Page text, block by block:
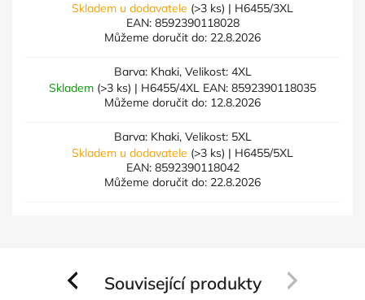
Skladem u dodavatele (>3 ks) | H6455/3XL
EAN: 8592390118028
Můžeme doručit do: 22.8.2026
Barva: Khaki, Velikost: 4XL
Skladem (>3 ks) | H6455/4XL EAN: 8592390118035
Můžeme doručit do: 12.8.2026
Barva: Khaki, Velikost: 5XL
Skladem u dodavatele (>3 ks) | H6455/5XL
EAN: 8592390118042
Můžeme doručit do: 22.8.2026
Související produkty
Previous Next